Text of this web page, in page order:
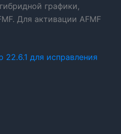
графики,
Для активации AFMF
22.6.1 для исправления